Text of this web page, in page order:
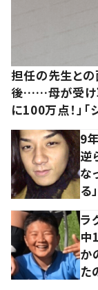
担任の先生と
後……母が受け
に100万点！」「
9
逆
な
る
ラ
中
か
た